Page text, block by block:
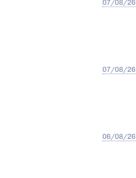
07/08/26
07/08/26
06/08/26